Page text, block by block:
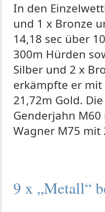
In den
und 1 x Bronze
14,18 sec über
300m Hürden
Silber und 2 x
erkämpfte er
21,72m Gold.
Genderjahn
Wagner M75 mit
9 x „Metall“